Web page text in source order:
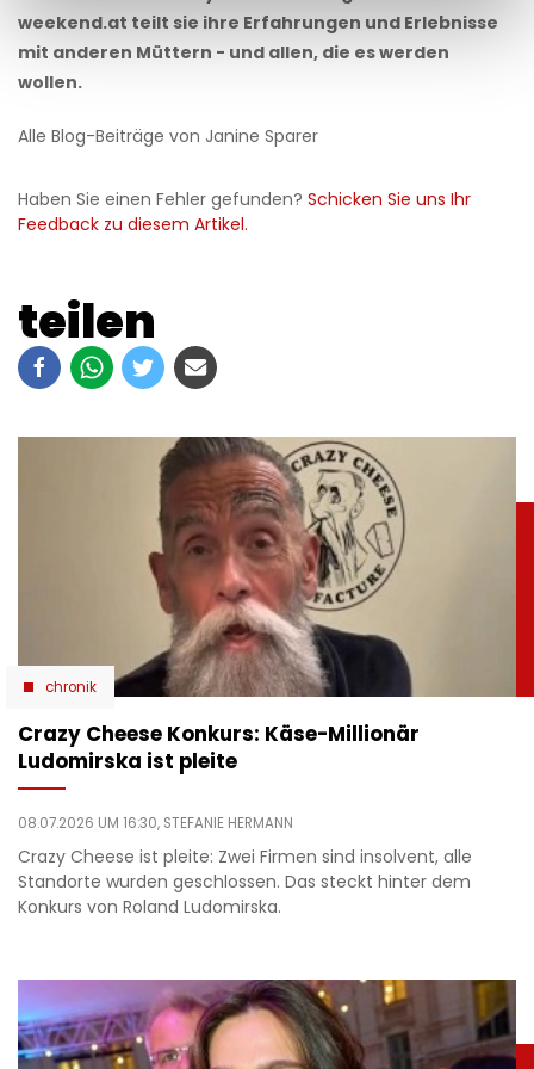
weekend.at teilt sie ihre Erfahrungen und Erlebnisse
mit anderen Müttern - und allen, die es werden
wollen.
Alle Blog-Beiträge von Janine Sparer
Haben Sie einen Fehler gefunden? Schicken Sie uns Ihr
Feedback zu diesem Artikel.
teilen
chronik
Crazy Cheese Konkurs: Käse-Millionär
Ludomirska ist pleite
08.07.2026 UM 16:30, STEFANIE HERMANN
Crazy Cheese ist pleite: Zwei Firmen sind insolvent, alle
Standorte wurden geschlossen. Das steckt hinter dem
Konkurs von Roland Ludomirska.